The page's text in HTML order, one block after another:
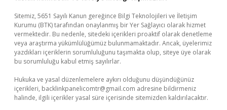
Sitemiz, 5651 Sayılı Kanun gereğince Bilgi Teknolojileri ve İletişim
Kurumu (BTK) tarafından onaylanmış bir Yer Sağlayıcı olarak hizmet
vermektedir. Bu nedenle, sitedeki içerikleri proaktif olarak denetleme
veya araştırma yükümlülüğümüz bulunmamaktadır. Ancak, üyelerimiz
yazdıkları içeriklerin sorumluluğunu taşımakta olup, siteye üye olarak
bu sorumluluğu kabul etmiş sayılırlar.
Hukuka ve yasal düzenlemelere aykırı olduğunu düşündüğünüz
içerikleri, backlinkpanelicomtr@gmail.com adresine bildirmeniz
halinde, ilgili içerikler yasal süre içerisinde sitemizden kaldırılacaktır.